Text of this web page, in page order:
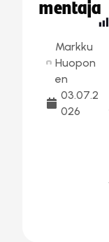
mentaja
Markku
Huopon
en
03.07.2
026